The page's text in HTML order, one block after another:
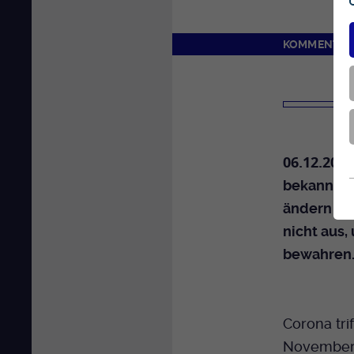
KOMMENTAR
06.12.2021
bekannt
ändern
nicht aus,
bewahren.
Corona